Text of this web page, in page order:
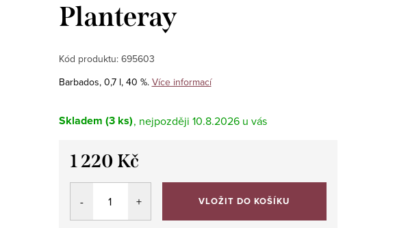
Planteray
Kód produktu: 695603
Barbados, 0,7 l, 40 %. Více informací
Skladem (3 ks) 10.8.2026
1 220 Kč
Měrná
VLOŽIT DO KOŠÍKU